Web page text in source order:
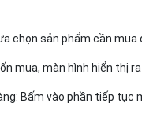
chọn sản phẩm cần mua
mua, màn hình hiển thị
Bấm vào phần tiếp